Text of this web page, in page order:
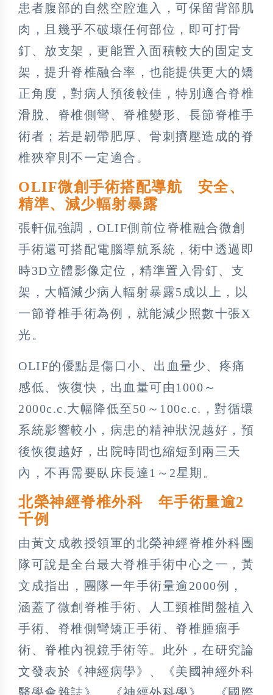
患者腹部的自然空腔進入，可保留背部肌
肉，且幾乎不破壞任何部位，即可打骨
釘、放支架，更能置入面積較大的固定支
架，提升脊椎融合率，也能提供更大的矯
正角度，對病人預後較佳，特別適合脊椎
滑脫、脊椎側彎、脊椎變形、長節脊椎手
術者；若是韌帶肥厚、骨刺擠壓造成的脊
椎狹窄則不一定適合。
OLIF微創手術搭配導航 安全、
精準、減少輻射暴露
張軒侃強調，OLIF側前位脊椎融合微創
手術還可搭配電腦導航系統，術中透過即
時3D立體影像定位，精準置入骨釘、支
架，大幅減少病人輻射暴露5成以上，以
一節脊椎手術為例，就能減少照數十張X
光。
OLIF的優點是傷口小、出血量少、疼痛
感低、恢復快，出血量可由1000～
2000c.c.大幅降低至50～100c.c.，對循環
系統影響較小，病患的精神狀況越好，預
後恢復越好，出院時間也縮短到兩三天
內，不再需要臥床長達1～2星期。
北榮神經脊椎外科 年手術量逾2
千例
由黃文成教授領軍的北榮神經脊椎外科團
隊可說是全台最大脊椎手術中心之一，黃
文成指出，團隊一年手術量逾2000例，
涵蓋了微創脊椎手術、人工頸椎間盤植入
手術、脊椎側彎矯正手術、脊椎腫瘤手
術、脊椎內視鏡手術等。此外，在研究論
文發表於《神經病學》、《美國神經外科
醫學會雜誌》、《神經外科學》、《國際